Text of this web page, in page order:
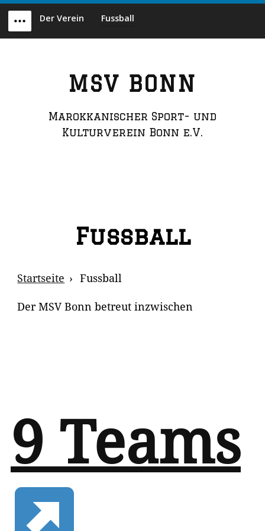
Skip
content
Menu
Der Verein Fussball
MSV BONN
Marokkanischer Sport- und
Kulturverein Bonn e.V.
Fussball
Breadcrumb
Startseite
Fussball
Der MSV Bonn betreut inzwischen
9 Teams